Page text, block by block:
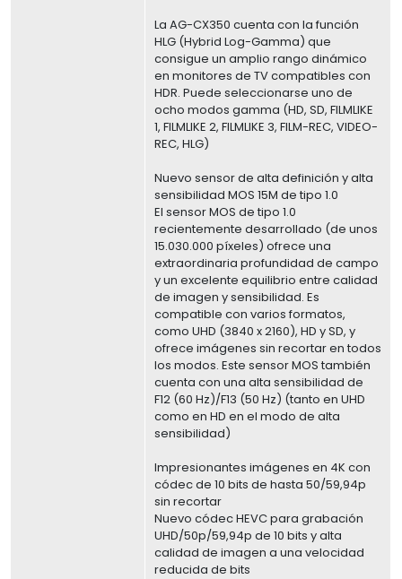
La AG-CX350 cuenta con la función
HLG (Hybrid Log-Gamma) que
consigue un amplio rango dinámico
en monitores de TV compatibles con
HDR. Puede seleccionarse uno de
ocho modos gamma (HD, SD, FILMLIKE
1, FILMLIKE 2, FILMLIKE 3, FILM-REC, VIDEO-
REC, HLG)
Nuevo sensor de alta definición y alta
sensibilidad MOS 15M de tipo 1.0
El sensor MOS de tipo 1.0
recientemente desarrollado (de unos
15.030.000 píxeles) ofrece una
extraordinaria profundidad de campo
y un excelente equilibrio entre calidad
de imagen y sensibilidad. Es
compatible con varios formatos,
como UHD (3840 x 2160), HD y SD, y
ofrece imágenes sin recortar en todos
los modos. Este sensor MOS también
cuenta con una alta sensibilidad de
F12 (60 Hz)/F13 (50 Hz) (tanto en UHD
como en HD en el modo de alta
sensibilidad)
Impresionantes imágenes en 4K con
códec de 10 bits de hasta 50/59,94p
sin recortar
Nuevo códec HEVC para grabación
UHD/50p/59,94p de 10 bits y alta
calidad de imagen a una velocidad
reducida de bits